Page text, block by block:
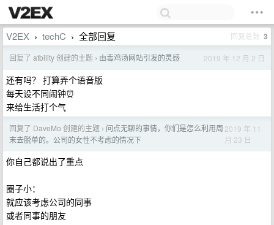
V2EX › techC › 全部回复 回复总数 3
回复了 atbility 创建的主题 › 由毒鸡汤网站引发的灵感 2019 年 12 月 2 日
还有吗？ 打算弄个语音版
每天设不同闹钟⏰
来给生活打个气
回复了 DaveMo 创建的主题 › 问点无聊的事情，你们是怎么利用周
末去脱单的。公司的女性不考虑的情况下
2019 年 11
月 23 日
你自己都说出了重点
圈子小：
就应该考虑公司的同事
或者同事的朋友